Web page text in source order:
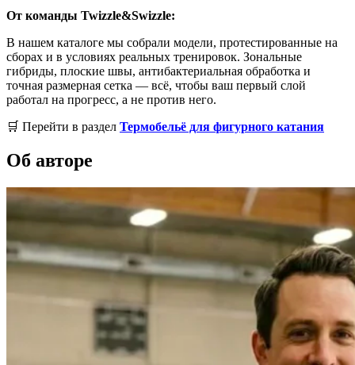
От команды Twizzle&Swizzle:
В нашем каталоге мы собрали модели, протестированные на
сборах и в условиях реальных тренировок. Зональные
гибриды, плоские швы, антибактериальная обработка и
точная размерная сетка — всё, чтобы ваш первый слой
работал на прогресс, а не против него.
🛒 Перейти в раздел Термобельё для фигурного катания
Об авторе